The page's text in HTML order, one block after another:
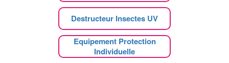
Destructeur Insectes UV
Equipement Protection
Individuelle